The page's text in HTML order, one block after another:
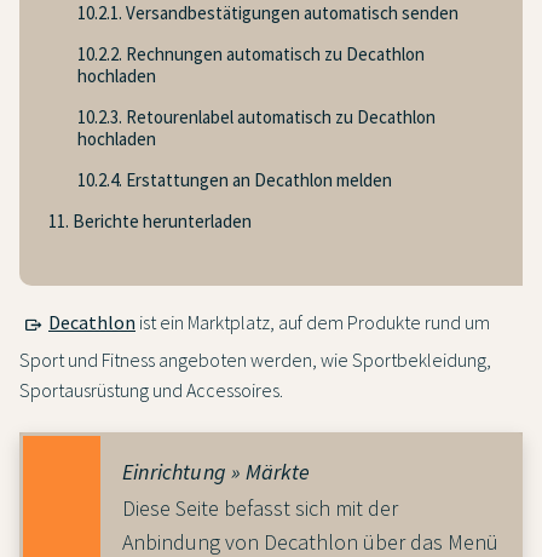
10.2.1. Versandbestätigungen automatisch senden
10.2.2. Rechnungen automatisch zu Decathlon
hochladen
10.2.3. Retourenlabel automatisch zu Decathlon
hochladen
10.2.4. Erstattungen an Decathlon melden
11. Berichte herunterladen
Decathlon ist ein Marktplatz, auf dem Produkte rund um
Sport und Fitness angeboten werden, wie Sportbekleidung,
Sportausrüstung und Accessoires.
Einrichtung » Märkte
Diese Seite befasst sich mit der
Anbindung von Decathlon über das Menü